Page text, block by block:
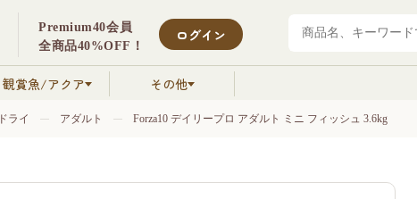
Premium40会員
全商品40%OFF！
ログイン
観賞魚/アクア その他
ドライ アダルト Forza10 デイリープロ アダルト ミニ フィッシュ 3.6kg